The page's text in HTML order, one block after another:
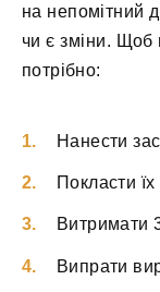
на непомітний
чи є зміни. Щоб
потрібно:
Нанести
Покласти
Витримати
Випрати